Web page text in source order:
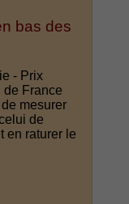
bas des
- Prix
de France
mesurer
de
en raturer le